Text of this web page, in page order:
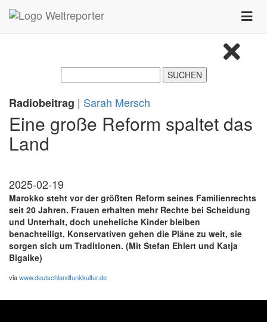
Zum Inhalt springen
Toggle
Radiobeitrag | Sarah Mersch
Eine große Reform spaltet das
Land
2025-02-19
Marokko steht vor der größten Reform seines Familienrechts
seit 20 Jahren. Frauen erhalten mehr Rechte bei Scheidung
und Unterhalt, doch uneheliche Kinder bleiben
benachteiligt. Konservativen gehen die Pläne zu weit, sie
sorgen sich um Traditionen. (Mit Stefan Ehlert und Katja
Bigalke)
viawww.deutschlandfunkkultur.de